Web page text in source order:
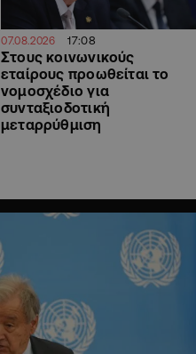
07.08.2026 17:08
Στους κοινωνικούς
εταίρους προωθείται το
νομοσχέδιο για
συνταξιοδοτική
μεταρρύθμιση